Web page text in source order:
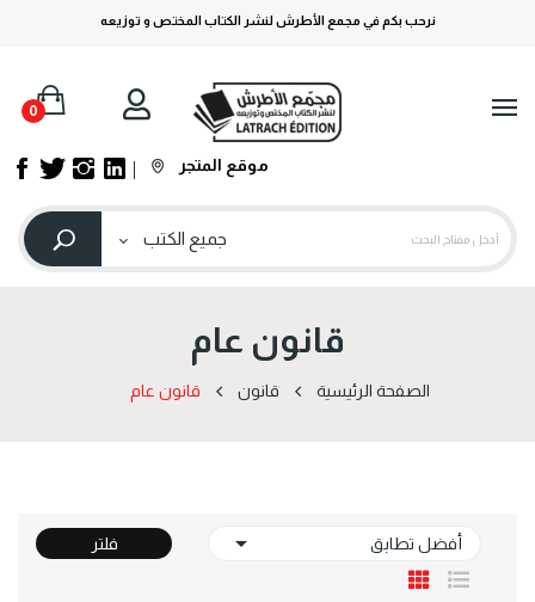
نرحب بكم في مجمع الأطرش لنشر الكتاب المختص و توزيعه
0
موقع المتجر
قانون عام
الصفحة الرئيسية قانون قانون عام
أفضل تطابق  فلتر